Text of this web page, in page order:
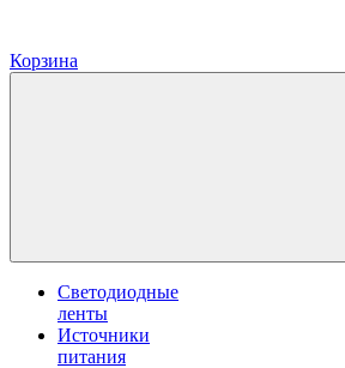
Корзина
Светодиодные
ленты
Источники
питания